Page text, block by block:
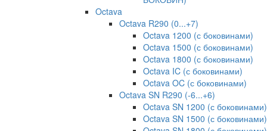
Octava
Octava R290 (0...+7)
Octava 1200 (с боковинами)
Octava 1500 (с боковинами)
Octava 1800 (с боковинами)
Octava IC (с боковинами)
Octava OC (с боковинами)
Octava SN R290 (-6...+6)
Octava SN 1200 (с боковинами)
Octava SN 1500 (с боковинами)